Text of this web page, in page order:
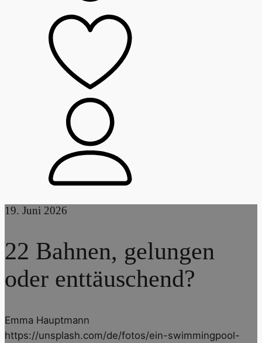
19. Juni 2026
22 Bahnen, gelungen
oder enttäuschend?
Emma Hauptmann
https://unsplash.com/de/fotos/ein-swimmingpool-